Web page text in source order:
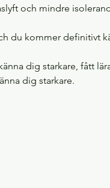
och mindre
du kommer definitivt
dig starkare, fått
dig starkare.